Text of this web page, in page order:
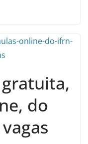
gratuita,
do